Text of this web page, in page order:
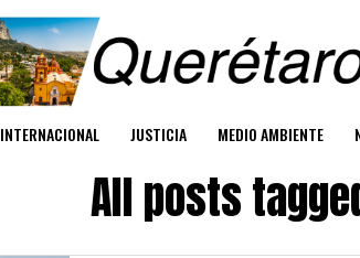
INTERNACIONAL JUSTICIA MEDIO AMBIENTE
All posts